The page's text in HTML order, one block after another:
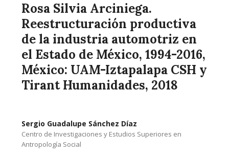
Rosa Silvia Arciniega.
Reestructuración productiva
de la industria automotriz en
el Estado de México, 1994-2016,
México: UAM-Iztapalapa CSH y
Tirant Humanidades, 2018
Sergio Guadalupe Sánchez Díaz
Centro de Investigaciones y Estudios Superiores en
Antropología Social